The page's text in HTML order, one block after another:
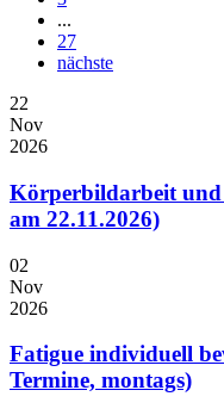
...
27
nächste
22
Nov
2026
Körperbildarbeit und
am 22.11.2026)
02
Nov
2026
Fatigue individuell
Termine, montags)